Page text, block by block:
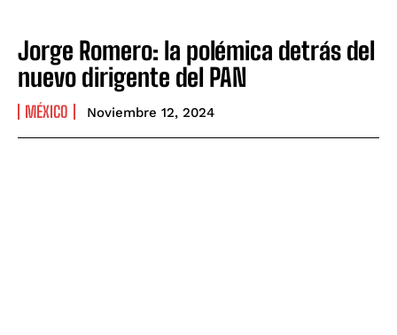
Jorge Romero: la polémica detrás del
nuevo dirigente del PAN
MÉXICO Noviembre 12, 2024